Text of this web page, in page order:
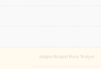
Simple Related Posts Widget